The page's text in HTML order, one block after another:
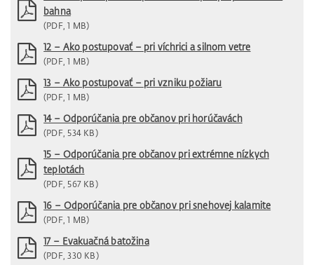
bahna
(PDF, 1 MB)
12 – Ako postupovať – pri víchrici a silnom vetre
(PDF, 1 MB)
13 – Ako postupovať – pri vzniku požiaru
(PDF, 1 MB)
14 – Odporúčania pre občanov pri horúčavách
(PDF, 534 KB)
15 – Odporúčania pre občanov pri extrémne nízkych
teplotách
(PDF, 567 KB)
16 – Odporúčania pre občanov pri snehovej kalamite
(PDF, 1 MB)
17 – Evakuačná batožina
(PDF, 330 KB)